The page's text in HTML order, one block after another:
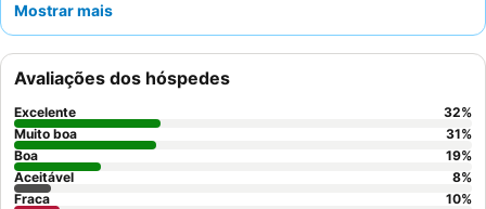
e umasala de fitness
staff excecional e o extenso
oferece uma grande variedade de opções, desde ovos mexidos
a salmão fumado. Para uma estadia mais tranquila, os hóspedes
são aconselhados a solicitar um quarto virado para o jardim
para minimizar o ruído potencial do trânsito.
Mostrar mais
Avaliações dos hóspedes
Excelente 32%
Muito boa
31%
Boa
19%
Aceitável
8%
Fraca
10%